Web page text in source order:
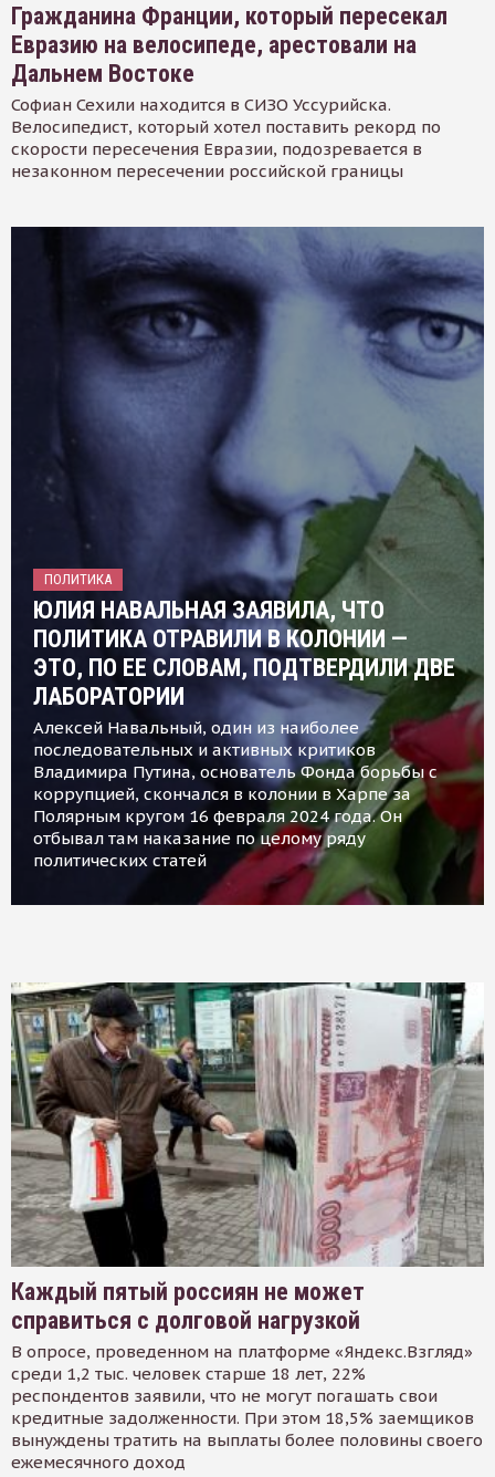
Гражданина Франции, который пересекал
Евразию на велосипеде, арестовали на
Дальнем Востоке
Софиан Сехили находится в СИЗО Уссурийска.
Велосипедист, который хотел поставить рекорд по
скорости пересечения Евразии, подозревается в
незаконном пересечении российской границы
ПОЛИТИКА
ЮЛИЯ НАВАЛЬНАЯ ЗАЯВИЛА, ЧТО
ПОЛИТИКА ОТРАВИЛИ В КОЛОНИИ —
ЭТО, ПО ЕЕ СЛОВАМ, ПОДТВЕРДИЛИ ДВЕ
ЛАБОРАТОРИИ
Алексей Навальный, один из наиболее
последовательных и активных критиков
Владимира Путина, основатель Фонда борьбы с
коррупцией, скончался в колонии в Харпе за
Полярным кругом 16 февраля 2024 года. Он
отбывал там наказание по целому ряду
политических статей
Каждый пятый россиян не может
справиться с долговой нагрузкой
В опросе, проведенном на платформе «Яндекс.Взгляд»
среди 1,2 тыс. человек старше 18 лет, 22%
респондентов заявили, что не могут погашать свои
кредитные задолженности. При этом 18,5% заемщиков
вынуждены тратить на выплаты более половины своего
ежемесячного доход